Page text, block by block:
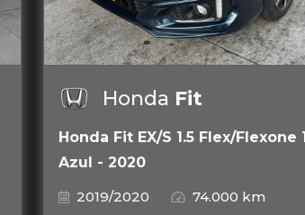
Honda Fit
Honda Fit EX/S 1.5 Flex/Flexone
Azul - 2020
2019/2020
74.000 km